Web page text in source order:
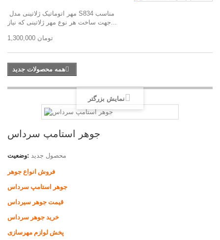
جهت ساخت هر نوع مهر ژلاتینی که نیاز...
1,300,000 تومان
همه محصولات جدید
نمایش بزرگتر
جوهر استامپ سرداس
وضعیت: محصول جدید
فروش انواع جوهر
جوهر استامپ سرداس
قیمت جوهر سیرداس
خرید جوهر سرداس
پخش لوازم مهرسازی